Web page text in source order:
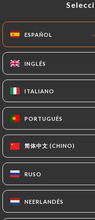
ESPAÑOL
INGLÉS
ITALIANO
PORTUGUÉS
简体中文 (CHINO)
RUSO
NEERLANDÉS
/
Contacto
ESPAÑOL
INGLÉS
ITALIANO
PORTUGUÉS
简体中文 (CHINO)
RUSO
NEERLANDÉS